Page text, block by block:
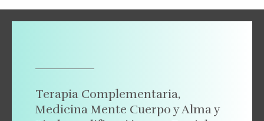
Terapia Complementaria,
Medicina Mente Cuerpo y Alma y